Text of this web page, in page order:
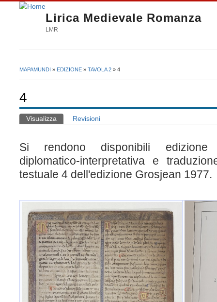
Lirica Medievale Romanza
LMR
MAPAMUNDI » EDIZIONE » TAVOLA 2 » 4
4
Schede primarie
Visualizza (scheda attiva)
Revisioni
Si rendono disponibili edizione
diplomatico-interpretativa e
testuale 4 dell'edizione Grosjean